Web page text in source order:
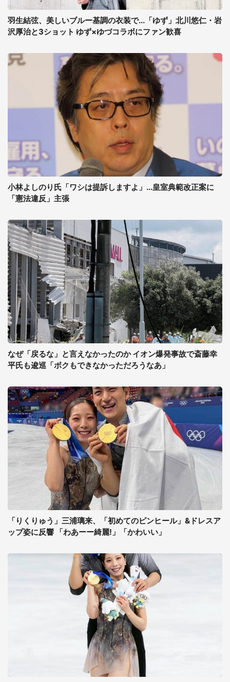
羽生結弦、美しいブルー基調の衣装で...「ゆず」北川悠仁・岩
沢厚治と3ショット ゆず×ゆづコラボにファン歓喜
小林よしのり氏「ワシは提訴しますよ」...皇室典範改正案に
「憲法違反」主張
なぜ「戻るな」と言えなかったのか イオン爆発事故で斎藤幸
平氏も逡巡「ボクもできなかっただろうなあ」
「りくりゅう」三浦璃来、「初めてのピンヒール」&ドレスア
ップ姿に反響 「わあーー綺麗!」「かわいい」